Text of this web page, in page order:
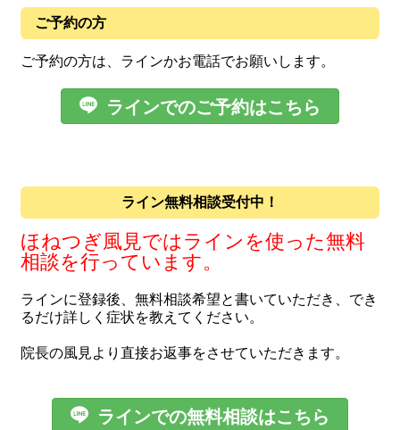
ご予約の方
ご予約の方は、ラインかお電話でお願いします。
 ラインでのご予約はこちら
ライン無料相談受付中！
ほねつぎ風見ではラインを使った無料
相談を行っています。
ラインに登録後、無料相談希望と書いていただき、でき
るだけ詳しく症状を教えてください。
院長の風見より直接お返事をさせていただきます。
 ラインでの無料相談はこちら